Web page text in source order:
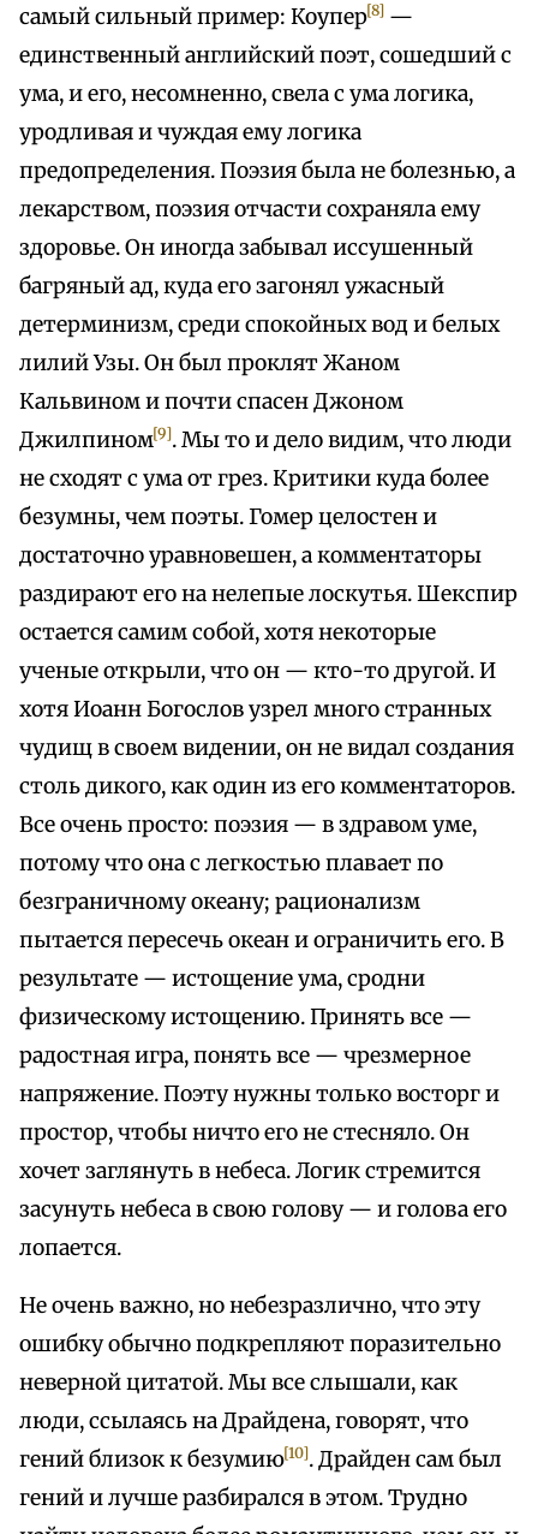
самый сильный пример: Коупер[8] —
единственный английский поэт, сошедший с
ума, и его, несомненно, свела с ума логика,
уродливая и чуждая ему логика
предопределения. Поэзия была не болезнью, а
лекарством, поэзия отчасти сохраняла ему
здоровье. Он иногда забывал иссушенный
багряный ад, куда его загонял ужасный
детерминизм, среди спокойных вод и белых
лилий Узы. Он был проклят Жаном
Кальвином и почти спасен Джоном
Джилпином[9]. Мы то и дело видим, что люди
не сходят с ума от грез. Критики куда более
безумны, чем поэты. Гомер целостен и
достаточно уравновешен, а комментаторы
раздирают его на нелепые лоскутья. Шекспир
остается самим собой, хотя некоторые
ученые открыли, что он — кто-то другой. И
хотя Иоанн Богослов узрел много странных
чудищ в своем видении, он не видал создания
столь дикого, как один из его комментаторов.
Все очень просто: поэзия — в здравом уме,
потому что она с легкостью плавает по
безграничному океану; рационализм
пытается пересечь океан и ограничить его. В
результате — истощение ума, сродни
физическому истощению. Принять все —
радостная игра, понять все — чрезмерное
напряжение. Поэту нужны только восторг и
простор, чтобы ничто его не стесняло. Он
хочет заглянуть в небеса. Логик стремится
засунуть небеса в свою голову — и голова его
лопается.
Не очень важно, но небезразлично, что эту
ошибку обычно подкрепляют поразительно
неверной цитатой. Мы все слышали, как
люди, ссылаясь на Драйдена, говорят, что
гений близок к безумию[10]. Драйден сам был
гений и лучше разбирался в этом. Трудно